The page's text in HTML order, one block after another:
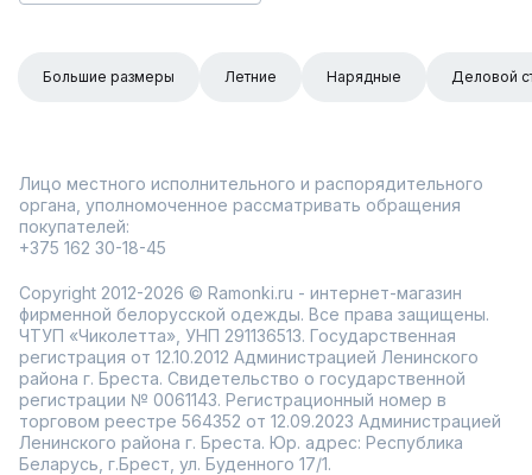
Большие размеры Летние Нарядные Деловой
Лицо местного исполнительного и распорядительного
органа, уполномоченное рассматривать обращения
покупателей:
+375 162 30-18-45
Copyright 2012-2026 © Ramonki.ru - интернет-магазин
фирменной белорусской одежды. Все права защищены.
ЧТУП «Чиколетта», УНП 291136513. Государственная
регистрация от 12.10.2012 Администрацией Ленинского
района г. Бреста. Свидетельство о государственной
регистрации № 0061143. Регистрационный номер в
торговом реестре 564352 от 12.09.2023 Администрацией
Ленинского района г. Бреста. Юр. адрес: Республика
Беларусь, г.Брест, ул. Буденного 17/1.